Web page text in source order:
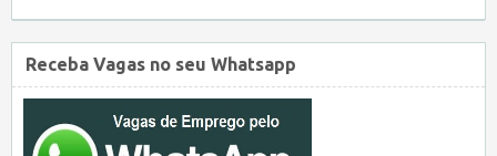
Receba Vagas no seu Whatsapp